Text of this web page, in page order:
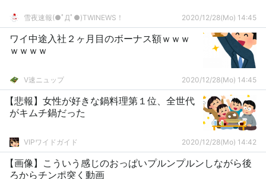
雪夜速報(●ﾟДﾟ●)TWINEWS！ 2020/12/28(Mo) 14:45
ワイ中途入社２ヶ月目のボーナス額ｗｗｗ
ｗｗｗｗ
V速ニュップ 2020/12/28(Mo) 14:45
【悲報】女性が好きな鍋料理第１位、全世代
がキムチ鍋だった
VIPワイドガイド 2020/12/28(Mo) 14:42
【画像】こういう感じのおっぱいプルンプルンしながら後
ろからチンポ突く動画